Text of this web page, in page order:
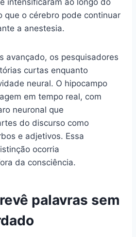
intensificaram ao longo do
que o cérebro pode continuar
a anestesia.
avançado, os pesquisadores
curtas enquanto
neural. O hipocampo
em tempo real, com
neuronal que
do discurso como
e adjetivos. Essa
ocorria
da consciência.
palavras sem